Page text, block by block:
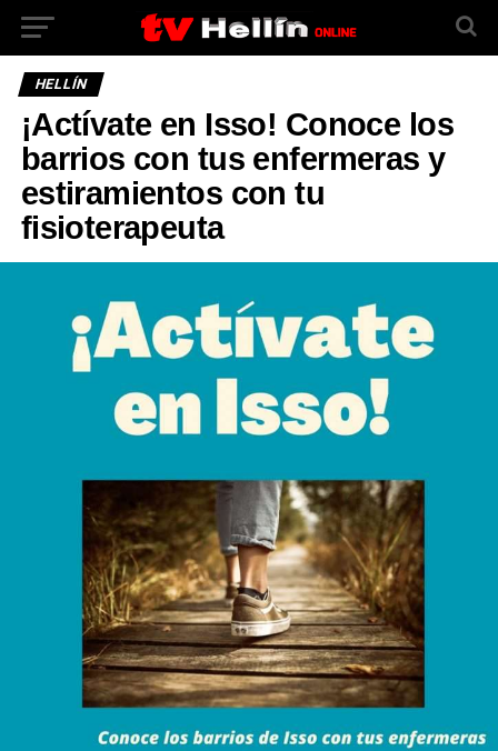
HELLÍN
¡Actívate en Isso! Conoce los
barrios con tus enfermeras y
estiramientos con tu
fisioterapeuta